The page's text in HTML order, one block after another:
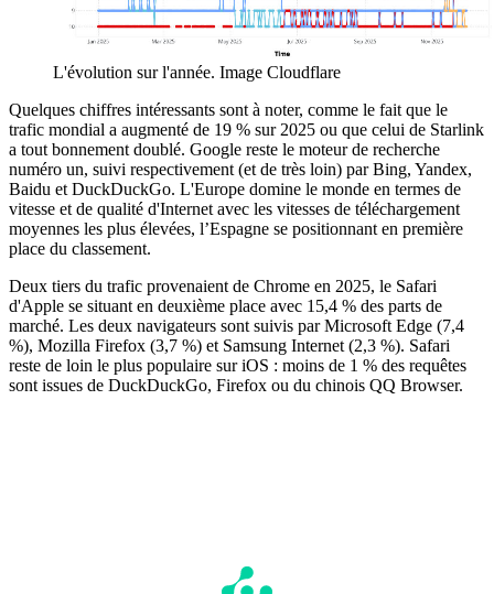
L'évolution sur l'année. Image Cloudflare
Quelques chiffres intéressants sont à noter, comme le fait que le
trafic mondial a augmenté de 19 % sur 2025 ou que celui de Starlink
a tout bonnement doublé. Google reste le moteur de recherche
numéro un, suivi respectivement (et de très loin) par Bing, Yandex,
Baidu et DuckDuckGo. L'Europe domine le monde en termes de
vitesse et de qualité d'Internet avec les vitesses de téléchargement
moyennes les plus élevées, l’Espagne se positionnant en première
place du classement.
Deux tiers du trafic provenaient de Chrome en 2025, le Safari
d'Apple se situant en deuxième place avec 15,4 % des parts de
marché. Les deux navigateurs sont suivis par Microsoft Edge (7,4
%), Mozilla Firefox (3,7 %) et Samsung Internet (2,3 %). Safari
reste de loin le plus populaire sur iOS : moins de 1 % des requêtes
sont issues de DuckDuckGo, Firefox ou du chinois QQ Browser.